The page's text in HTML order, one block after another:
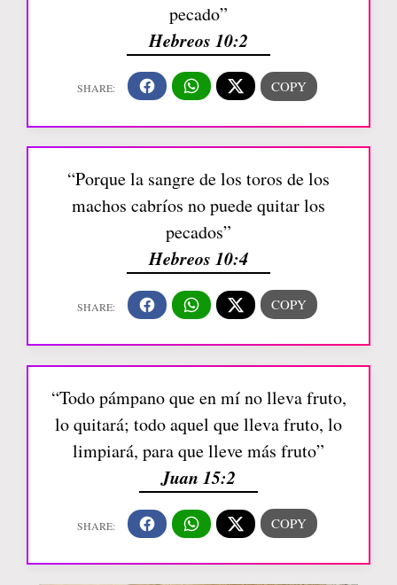
pecado”
Hebreos 10:2
“Porque la sangre de los toros de los
machos cabríos no puede quitar los
pecados”
Hebreos 10:4
“Todo pámpano que en mí no lleva fruto,
lo quitará; todo aquel que lleva fruto, lo
limpiará, para que lleve más fruto”
Juan 15:2